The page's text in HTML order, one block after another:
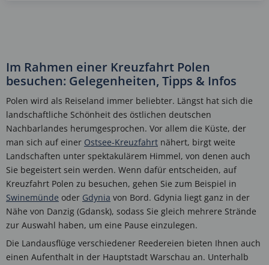
Im Rahmen einer Kreuzfahrt Polen
besuchen: Gelegenheiten, Tipps & Infos
Polen wird als Reiseland immer beliebter. Längst hat sich die
landschaftliche Schönheit des östlichen deutschen
Nachbarlandes herumgesprochen. Vor allem die Küste, der
man sich auf einer Ostsee-Kreuzfahrt nähert, birgt weite
Landschaften unter spektakulärem Himmel, von denen auch
Sie begeistert sein werden. Wenn dafür entscheiden, auf
Kreuzfahrt Polen zu besuchen, gehen Sie zum Beispiel in
Swinemünde oder Gdynia von Bord. Gdynia liegt ganz in der
Nähe von Danzig (Gdansk), sodass Sie gleich mehrere Strände
zur Auswahl haben, um eine Pause einzulegen.
Die Landausflüge verschiedener Reedereien bieten Ihnen auch
einen Aufenthalt in der Hauptstadt Warschau an. Unterhalb